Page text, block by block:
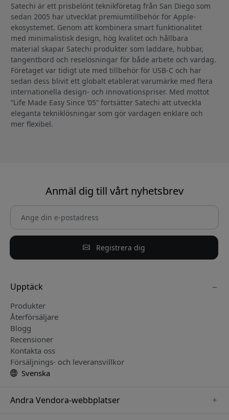
Satechi är ett prisbelönt teknikföretag från San Diego som
sedan 2005 har utvecklat premiumtillbehör för Apple-
ekosystemet. Genom att kombinera smart funktionalitet
med minimalistisk design, hög kvalitet och hållbara
material skapar Satechi produkter som laddare, hubbar,
tangentbord och reselösningar för både arbete och vardag.
Företaget var tidigt ute med tillbehör för USB-C och har
sedan dess blivit ett globalt etablerat varumärke med flera
internationella design- och innovationspriser. Med mottot
”Life Made Easy Since ’05” fortsätter Satechi att utveckla
eleganta tekniklösningar som gör vardagen enklare och
mer flexibel.
Anmäl dig till vårt nyhetsbrev
Registrera dig
Upptäck
Produkter
Återförsäljare
Blogg
Recensioner
Kontakta oss
Försäljnings- och leveransvillkor
Svenska
Andra Vendora-webbplatser